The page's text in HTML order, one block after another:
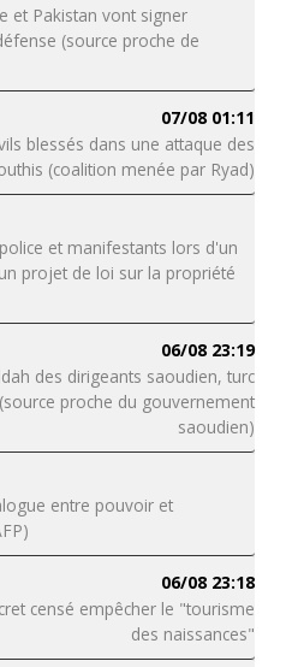
et Pakistan vont signer
(source proche de
07/08 01:11
blessés dans une attaque des
(coalition menée par Ryad)
et manifestants lors d'un
projet de loi sur la propriété
06/08 23:19
des dirigeants saoudien, turc
proche du gouvernement
saoudien)
entre pouvoir et
06/08 23:18
censé empêcher le "tourisme
des naissances"